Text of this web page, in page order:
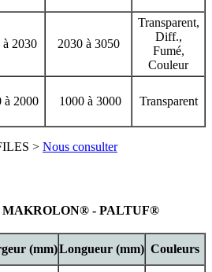
à 2030 2030 à 3050
Transparent,
Diff.,
Fumé,
Couleur
à 2000 1000 à 3000 Transparent
> Nous consulter
- PALTUF®
(mm)Longueur (mm) Couleurs